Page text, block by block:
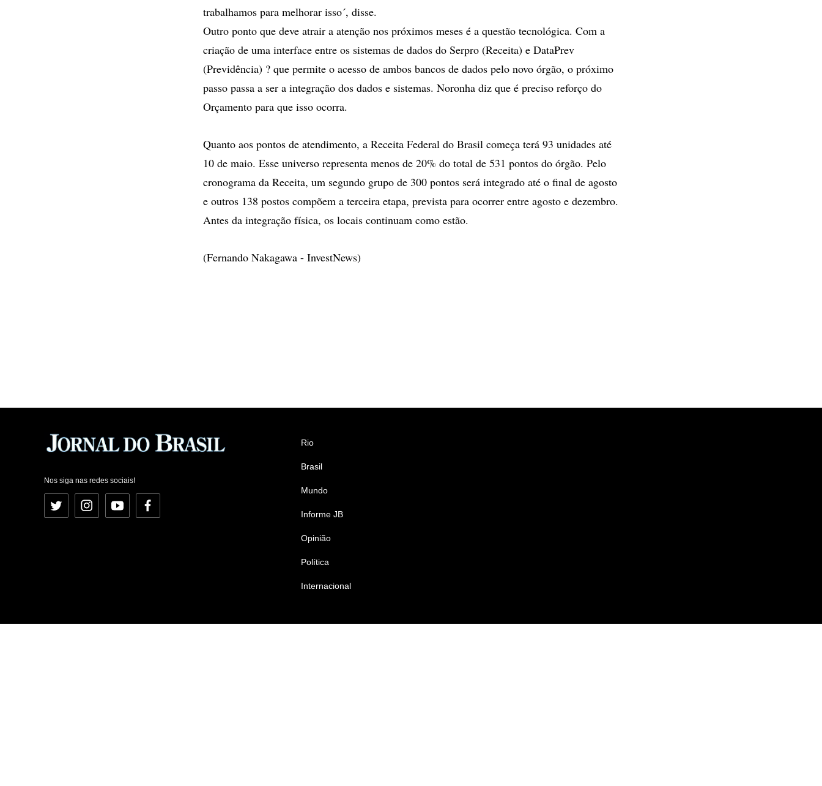
trabalhamos para melhorar isso´, disse.
Outro ponto que deve atrair a atenção nos próximos meses é a questão tecnológica. Com a
criação de uma interface entre os sistemas de dados do Serpro (Receita) e DataPrev
(Previdência) ? que permite o acesso de ambos bancos de dados pelo novo órgão, o próximo
passo passa a ser a integração dos dados e sistemas. Noronha diz que é preciso reforço do
Orçamento para que isso ocorra.
Quanto aos pontos de atendimento, a Receita Federal do Brasil começa terá 93 unidades até
10 de maio. Esse universo representa menos de 20% do total de 531 pontos do órgão. Pelo
cronograma da Receita, um segundo grupo de 300 pontos será integrado até o final de agosto
e outros 138 postos compõem a terceira etapa, prevista para ocorrer entre agosto e dezembro.
Antes da integração física, os locais continuam como estão.
(Fernando Nakagawa - InvestNews)
Nos siga nas redes sociais!
Twitter InstagramYouTubeFacebook
Rio
Brasil
Mundo
Informe JB
Opinião
Política
Internacional